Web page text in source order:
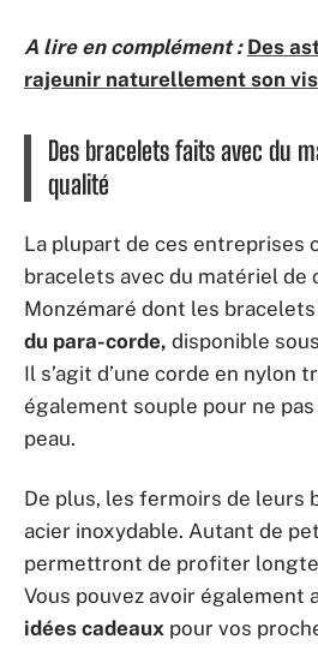
A lire en complément : Des
rajeunir naturellement son
Des bracelets faits avec du
qualité
La plupart de ces entreprises
bracelets avec du matériel de
Monzémaré dont les
du para-corde, disponible
Il s’agit d’une corde en nylon
également souple pour ne
peau.
De plus, les fermoirs de leurs
acier inoxydable. Autant de
permettront de profiter
Vous pouvez avoir également
idées cadeaux pour vos